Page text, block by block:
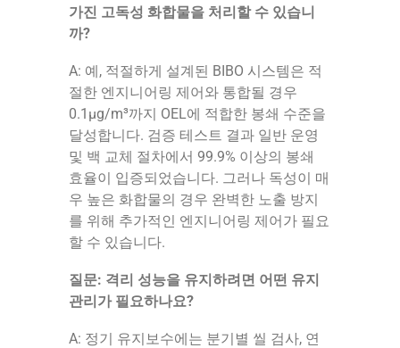
가진 고독성 화합물을 처리할 수 있습니
까?
A: 예, 적절하게 설계된 BIBO 시스템은 적
절한 엔지니어링 제어와 통합될 경우
0.1μg/m³까지 OEL에 적합한 봉쇄 수준을
달성합니다. 검증 테스트 결과 일반 운영
및 백 교체 절차에서 99.9% 이상의 봉쇄
효율이 입증되었습니다. 그러나 독성이 매
우 높은 화합물의 경우 완벽한 노출 방지
를 위해 추가적인 엔지니어링 제어가 필요
할 수 있습니다.
질문: 격리 성능을 유지하려면 어떤 유지
관리가 필요하나요?
A: 정기 유지보수에는 분기별 씰 검사, 연